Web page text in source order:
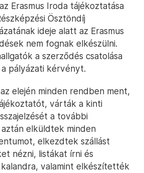
Erasmus Iroda tájékoztatása
Ösztöndíj
ideje alatt az Erasmus
nem fognak elkészülni.
a szerződés csatolása
pályázati kérvényt.
elején minden rendben ment,
várták a kinti
a további
elküldtek minden
elkezdtek szállást
nézni, listákat írni és
valamint elkészítették